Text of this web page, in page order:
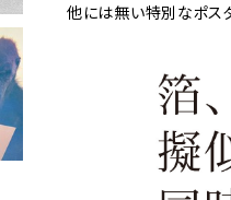
他には無い特別なポス